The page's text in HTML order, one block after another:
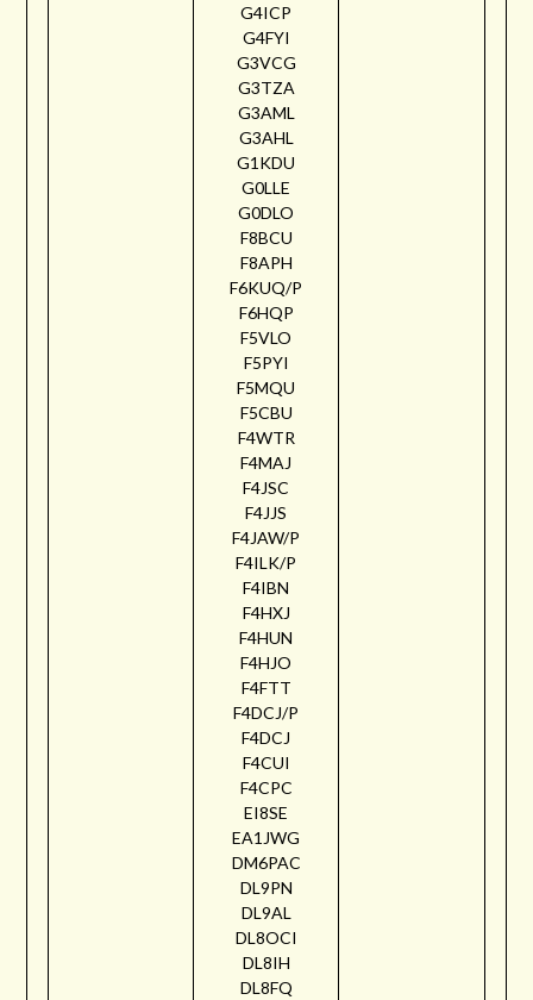
G4ICP
G4FYI
G3VCG
G3TZA
G3AML
G3AHL
G1KDU
G0LLE
G0DLO
F8BCU
F8APH
F6KUQ/P
F6HQP
F5VLO
F5PYI
F5MQU
F5CBU
F4WTR
F4MAJ
F4JSC
F4JJS
F4JAW/P
F4ILK/P
F4IBN
F4HXJ
F4HUN
F4HJO
F4FTT
F4DCJ/P
F4DCJ
F4CUI
F4CPC
EI8SE
EA1JWG
DM6PAC
DL9PN
DL9AL
DL8OCI
DL8IH
DL8FQ